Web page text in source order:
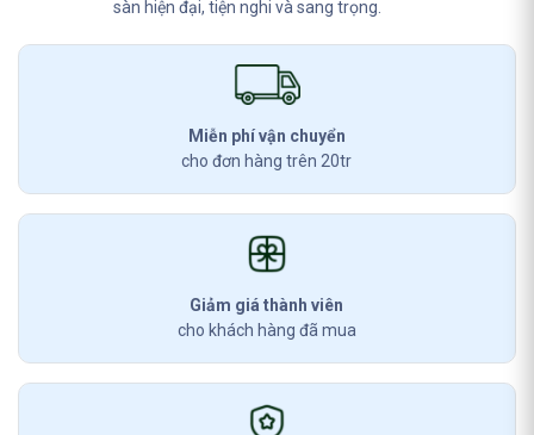
sàn hiện đại, tiện nghi và sang trọng.
Miễn phí vận chuyển
cho đơn hàng trên 20tr
Giảm giá thành viên
cho khách hàng đã mua